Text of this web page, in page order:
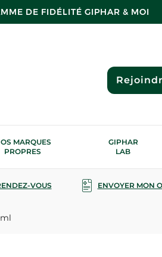
DE FIDÉLITÉ GIPHAR & MOI
MARQUES
PROPRES
GIPHAR
LAB
VOUS ENVOYER MON